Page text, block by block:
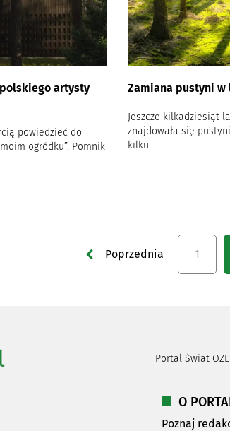
artysty
powiedzieć do
ogródku”. Pomnik
Zamiana pustyni w
Jeszcze kilkadziesiąt
znajdowała się
kilku...
Poprzednia 1
Portal Świat
O
Poznaj